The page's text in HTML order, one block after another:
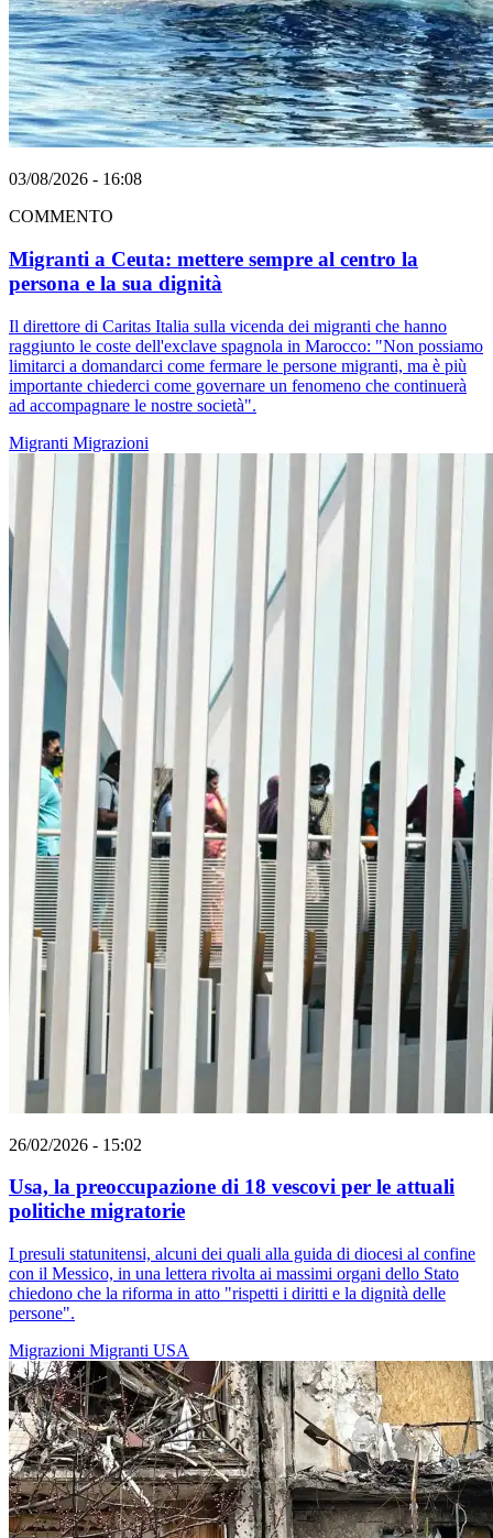
03/08/2026 - 16:08
COMMENTO
Migranti a Ceuta: mettere sempre al centro la
persona e la sua dignità
Il direttore di Caritas Italia sulla vicenda dei migranti che hanno
raggiunto le coste dell'exclave spagnola in Marocco: "Non possiamo
limitarci a domandarci come fermare le persone migranti, ma è più
importante chiederci come governare un fenomeno che continuerà
ad accompagnare le nostre società".
Migranti Migrazioni
26/02/2026 - 15:02
Usa, la preoccupazione di 18 vescovi per le attuali
politiche migratorie
I presuli statunitensi, alcuni dei quali alla guida di diocesi al confine
con il Messico, in una lettera rivolta ai massimi organi dello Stato
chiedono che la riforma in atto "rispetti i diritti e la dignità delle
persone".
Migrazioni Migranti USA